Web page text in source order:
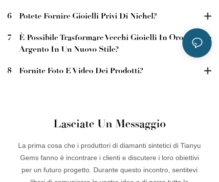
6 Potete Fornire Gioielli Privi Di Nichel?
7
È Possibile Trasformare Vecchi Gioielli In Oro O
Argento In Un Nuovo Stile?
8 Fornite Foto E Video Dei Prodotti?
Lasciate Un Messaggio
La prima cosa che i produttori di diamanti sintetici di Tianyu
Gems fanno è incontrare i clienti e discutere i loro obiettivi
per un futuro progetto. Durante questo incontro, sentitevi